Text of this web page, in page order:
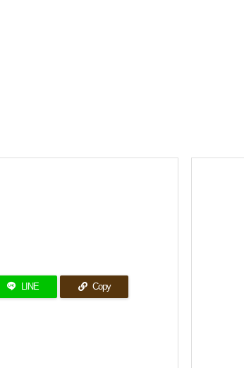
LINE Copy